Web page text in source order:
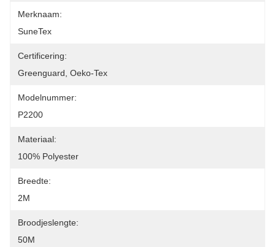
Merknaam:
SuneTex
Certificering:
Greenguard, Oeko-Tex
Modelnummer:
P2200
Materiaal:
100% Polyester
Breedte:
2M
Broodjeslengte:
50M